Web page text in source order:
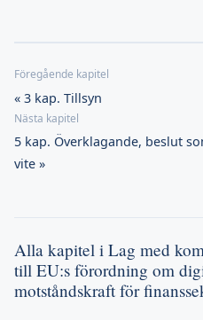
« 3 kap. Tillsyn
5 kap. Överklagande, beslut
vite »
Alla kapitel i Lag med
till EU:s förordning om
motståndskraft för